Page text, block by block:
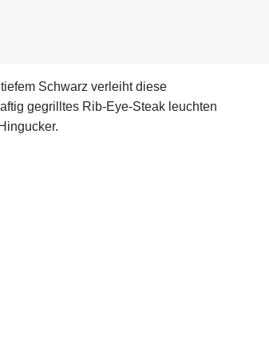
Schwarz verleiht diese
gegrilltes Rib-Eye-Steak leuchten